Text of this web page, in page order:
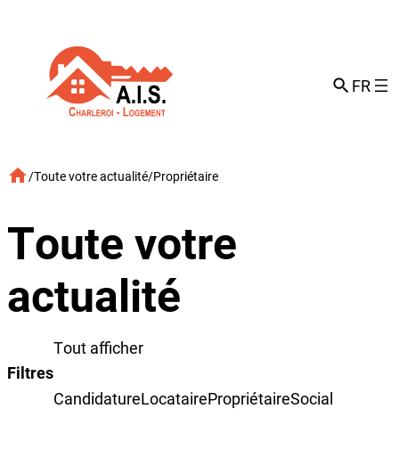
contenu
FR
/Toute votre actualité/Propriétaire
Toute votre
actualité
Filtres
Tout afficher
CandidatureLocatairePropriétaireSocial